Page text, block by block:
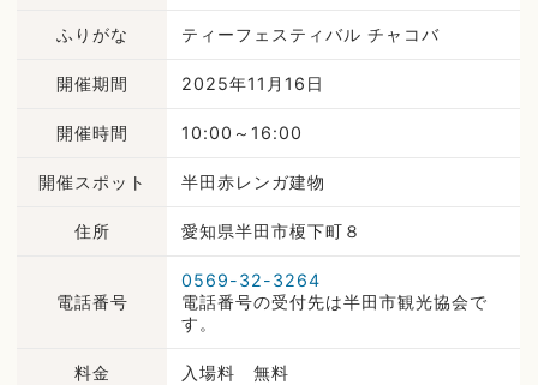
ふりがな ティーフェスティバル チャコバ
開催期間 2025年11月16日
開催時間 10:00～16:00
開催スポット 半田赤レンガ建物
住所 愛知県半田市榎下町８
電話番号
0569-32-3264
電話番号の受付先は半田市観光協会で
す。
料金 入場料 無料